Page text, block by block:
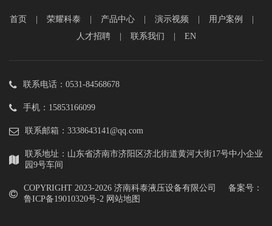
首页 荣耀科泰 产品中心 演示视频 用户案例
人才招聘
联系我们 EN
联系电话：0531-84568678
手机：15853166099
联系邮箱：3338643141@qq.com
联系地址：山东省济南市济阳区济北街道黄河大街17号中小企业
园9号车间
COPYRIGHT 2023-2026 济南科泰液压设备有限公司 备案号：
鲁ICP备19010320号-2 网站地图